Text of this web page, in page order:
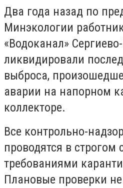
Два года назад по
Минэкологии
«Водоканал»
ликвидировали
выброса,
аварии на напорном
коллекторе.
Все контрольно-
проводятся в строгом
требованиями
Плановые проверки